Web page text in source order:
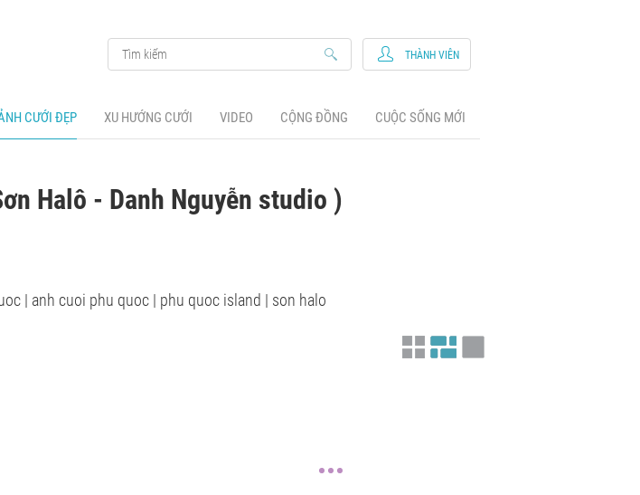
CƯỚI ĐẸP XU HƯỚNG CƯỚI VIDEO CỘNG ĐỒNG CUỘC SỐNG MỚI
THÀNH VIÊN
Halô - Danh Nguyễn studio )
| anh cuoi phu quoc | phu quoc island | son halo